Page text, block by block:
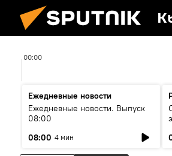
00:00
Ежедневные новости
Ежедневные новости. Выпуск
08:00
08:00 4 мин